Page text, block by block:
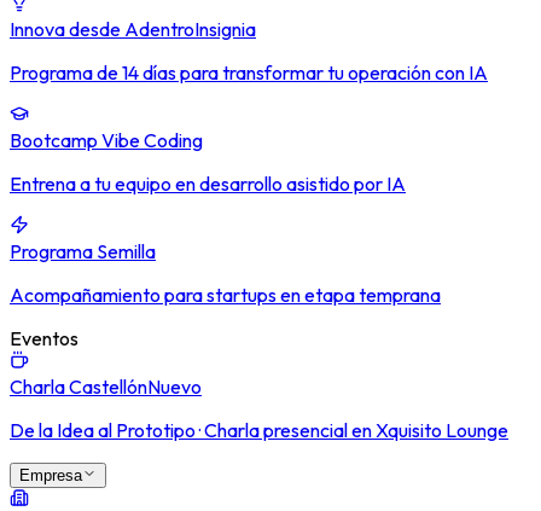
Innova desde AdentroInsignia
Programa de 14 días para transformar tu operación con IA
Bootcamp Vibe Coding
Entrena a tu equipo en desarrollo asistido por IA
Programa Semilla
Acompañamiento para startups en etapa temprana
Eventos
Charla CastellónNuevo
De la Idea al Prototipo · Charla presencial en Xquisito Lounge
Empresa